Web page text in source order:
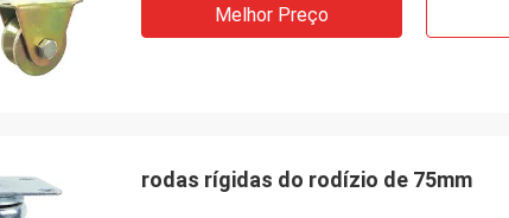
Melhor Preço
rodas rígidas do rodízio de 75mm